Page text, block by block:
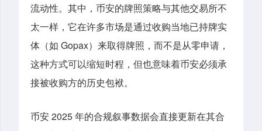
流动性。其中，币安的牌照策略与其他交易所不
太一样，它在许多市场是通过收购当地已持牌实
体（如 Gopax）来取得牌照，而不是从零申请，
这种方式可以缩短时程，但也意味着币安必须承
接被收购方的历史包袱。
币安 2025 年的合规叙事数据会直接更新在其合